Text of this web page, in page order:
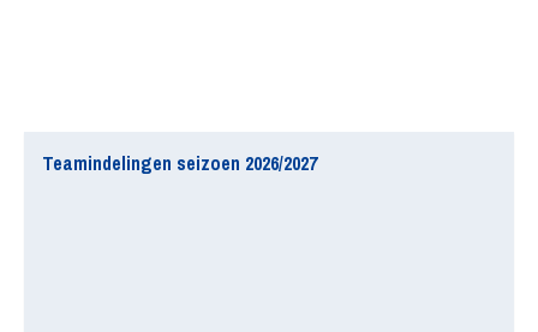
Teamindelingen seizoen 2026/2027